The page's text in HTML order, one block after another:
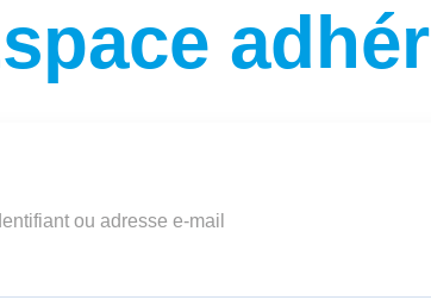
ou adresse e-mail